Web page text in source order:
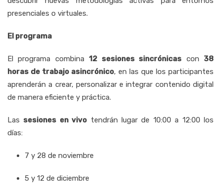
presenciales o virtuales.
El programa
El programa combina12 sesiones sincrónicas con 38
horas de trabajo asincrónico, en las que los participantes
aprenderán a crear, personalizar e integrar contenido digital
de manera eficiente y práctica.
Las sesiones en vivo tendrán lugar de 10:00 a 12:00 los
días:
7 y 28 de noviembre
5 y 12 de diciembre